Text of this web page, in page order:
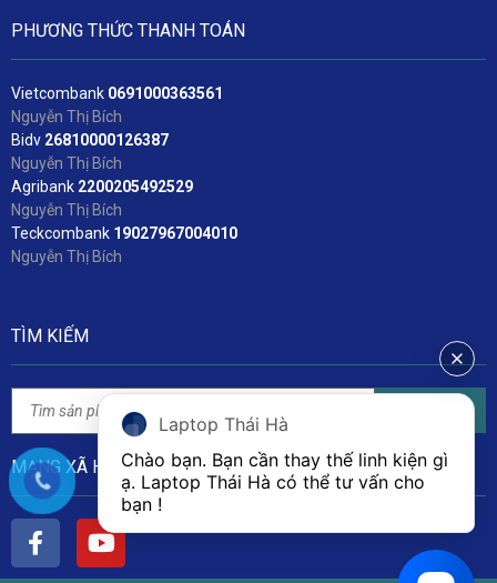
PHƯƠNG THỨC THANH TOÁN
Vietcombank 0691000363561
Nguyễn Thị Bích
Bidv 26810000126387
Nguyễn Thị Bích
Agribank 2200205492529
Nguyễn Thị Bích
Teckcombank 19027967004010
Nguyễn Thị Bích
TÌM KIẾM
MẠNG XÃ HỘI
Laptop Thái Hà
Chào bạn. Bạn cần thay thế linh kiện gì
ạ. Laptop Thái Hà có thể tư vấn cho
bạn !